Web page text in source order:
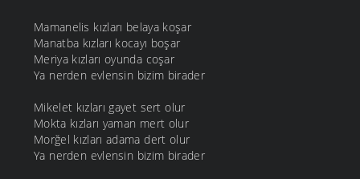
Mamanelis kızları belaya koşar
Manatba kızları kocayı boşar
Meriya kızları oyunda coşar
Ya nerden evlensin bizim birader
Mikelet kızları gayet sert olur
Mokta kızları yaman mert olur
Morğel kızları adama dert olur
Ya nerden evlensin bizim birader